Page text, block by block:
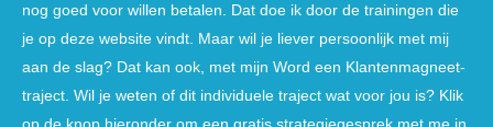
nog goed voor willen betalen. Dat doe ik door de trainingen die
je op deze website vindt. Maar wil je liever persoonlijk met mij
aan de slag? Dat kan ook, met mijn Word een Klantenmagneet-
traject. Wil je weten of dit individuele traject wat voor jou is? Klik